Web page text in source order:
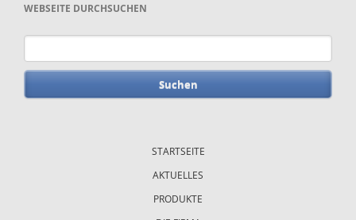
WEBSEITE DURCHSUCHEN
Suchbegriffe
STARTSEITE
AKTUELLES
PRODUKTE